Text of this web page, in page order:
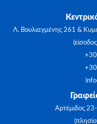
Λ. Βουλιαγμένης 261
Αρτέμιδος